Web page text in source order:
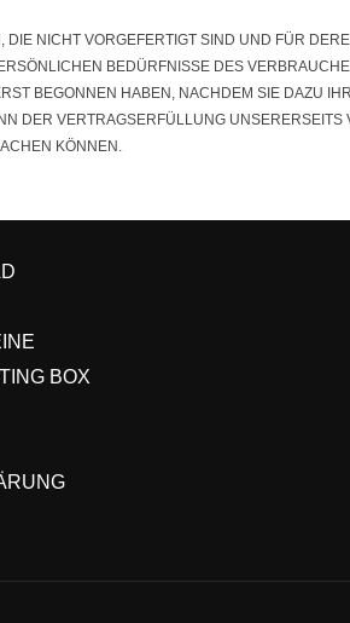
NICHT VORGEFERTIGT SIND UND FÜR
BEDÜRFNISSE DES
BEGONNEN HABEN, NACHDEM SIE DAZU
DER VERTRAGSERFÜLLUNG
KÖNNEN.
BOX